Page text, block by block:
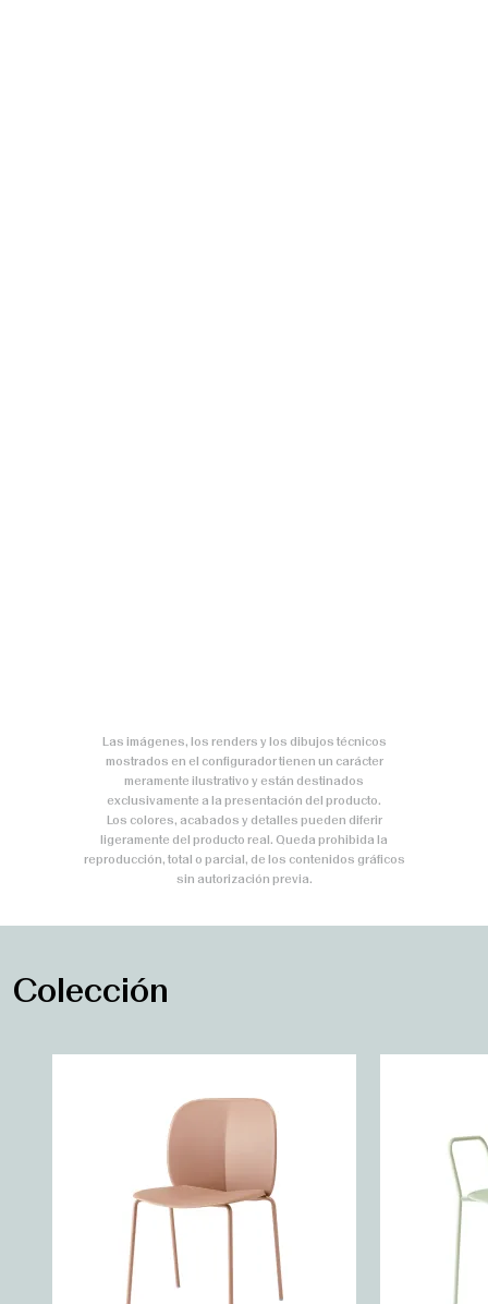
Las imágenes, los renders y los dibujos técnicos
mostrados en el configurador tienen un carácter
meramente ilustrativo y están destinados
exclusivamente a la presentación del producto.
Los colores, acabados y detalles pueden diferir
ligeramente del producto real. Queda prohibida la
reproducción, total o parcial, de los contenidos gráficos
sin autorización previa.
Colección